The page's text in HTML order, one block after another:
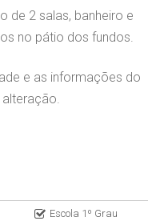
de 2 salas, banheiro e
no pátio dos fundos.
e as informações do
Escola 1º Grau